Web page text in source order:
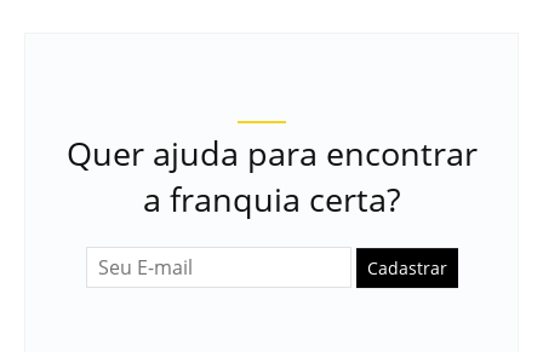
Quer ajuda para encontrar
a franquia certa?
Cadastrar